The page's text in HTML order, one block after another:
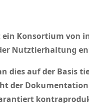
ein Konsortium von
Nutztierhaltung
dies auf der Basis
der